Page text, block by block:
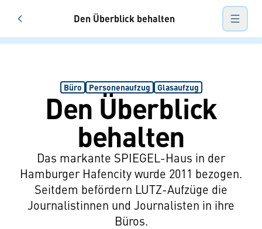
Referenzen Den Überblick behalten
Büro Personenaufzug Glasaufzug
Den Überblick
behalten
Das markante SPIEGEL-Haus in der
Hamburger Hafencity wurde 2011 bezogen.
Seitdem befördern LUTZ-Aufzüge die
Journalistinnen und Journalisten in ihre
Büros.